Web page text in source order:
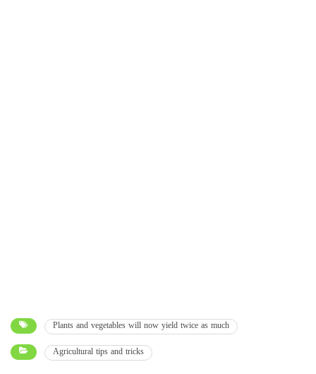
Plants and vegetables will now yield twice as much
Agricultural tips and tricks